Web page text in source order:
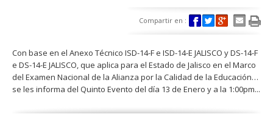
Compartir en :
Con base en el Anexo Técnico ISD-14-F e ISD-14-E JALISCO y DS-14-F
e DS-14-E JALISCO, que aplica para el Estado de Jalisco en el Marco
del Examen Nacional de la Alianza por la Calidad de la Educación…
se les informa del Quinto Evento del día 13 de Enero y a la 1:00pm...